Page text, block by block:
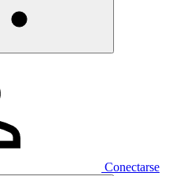
Conectarse